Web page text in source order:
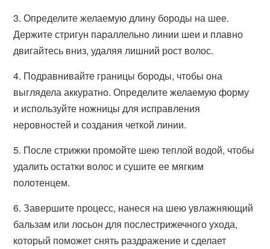
3. Определите желаемую длину бороды на шее.
Держите стригун параллельно линии шеи и плавно
двигайтесь вниз, удаляя лишний рост волос.
4. Подравнивайте границы бороды, чтобы она
выглядела аккуратно. Определите желаемую форму
и используйте ножницы для исправления
неровностей и создания четкой линии.
5. После стрижки промойте шею теплой водой, чтобы
удалить остатки волос и сушите ее мягким
полотенцем.
6. Завершите процесс, нанеся на шею увлажняющий
бальзам или лосьон для послестрижечного ухода,
который поможет снять раздражение и сделает